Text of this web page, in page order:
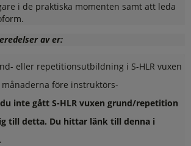
i de praktiska momenten samt att leda
av er:
eller repetitionsutbildning i S-HLR vuxen
före instruktörs-
inte gått S-HLR vuxen grund/repetition
till detta. Du hittar länk till denna i